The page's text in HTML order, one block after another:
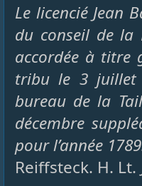
Le licencié Jean
du conseil de la
accordée à titre
tribu le 3 juillet
bureau de la
décembre
pour l’année
Reiffsteck. H.